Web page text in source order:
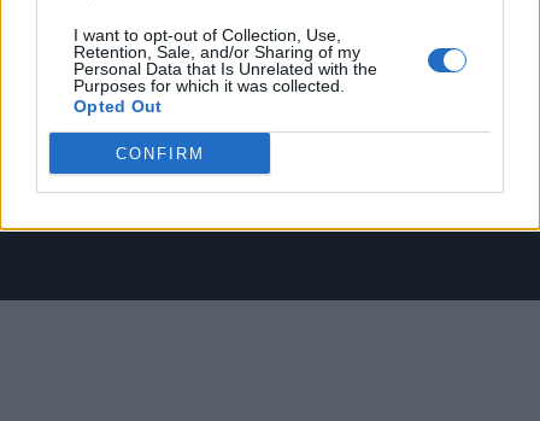
I want to opt-out of Collection, Use,
Retention, Sale, and/or Sharing of my
Personal Data that Is Unrelated with the
Purposes for which it was collected.
Opted Out
CONFIRM
Alcune foto (screenshot) ed articoli presenti su "Milan Magazine" sono in parte giunti da
internet, in quanto arrivati alla nostra attenzione attraverso regolari comunicati stampa
con immagini e testi allegati ed autorizzati alla pubblicazione, e quindi valutati di
pubblico dominio. Se i soggetti o gli autori avessero qualcosa in contrario alla
pubblicazione, non avranno che da segnalarlo alla redazione (indirizzo email:
redazione@napolimagazine.com
"Milan Magazine" non è una testata giornalistica, ma un sito di informazione di
proprietà di Napoli Magazine, e non è in alcun modo collegato alla A.C. Milan, che ne
detiene tutti i marchi e diritti.